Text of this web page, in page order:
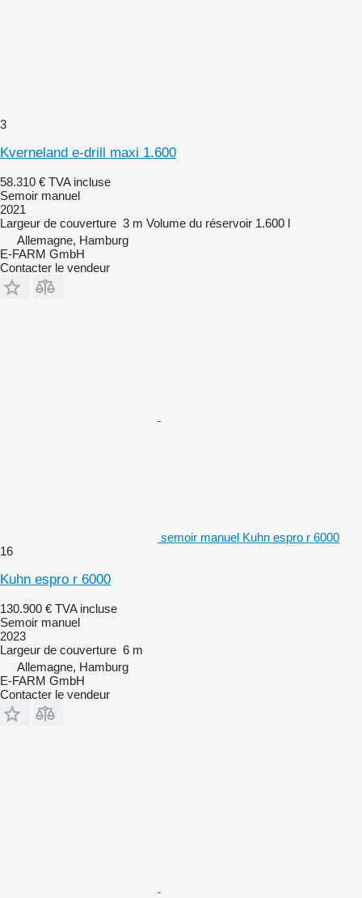
3
Kverneland e-drill maxi 1.600
58.310 € TVA incluse
Semoir manuel
2021
Largeur de couverture 3 m Volume du réservoir 1.600 l
Allemagne, Hamburg
E-FARM GmbH
Contacter le vendeur
semoir manuel Kuhn espro r 6000
16
Kuhn espro r 6000
130.900 € TVA incluse
Semoir manuel
2023
Largeur de couverture 6 m
Allemagne, Hamburg
E-FARM GmbH
Contacter le vendeur